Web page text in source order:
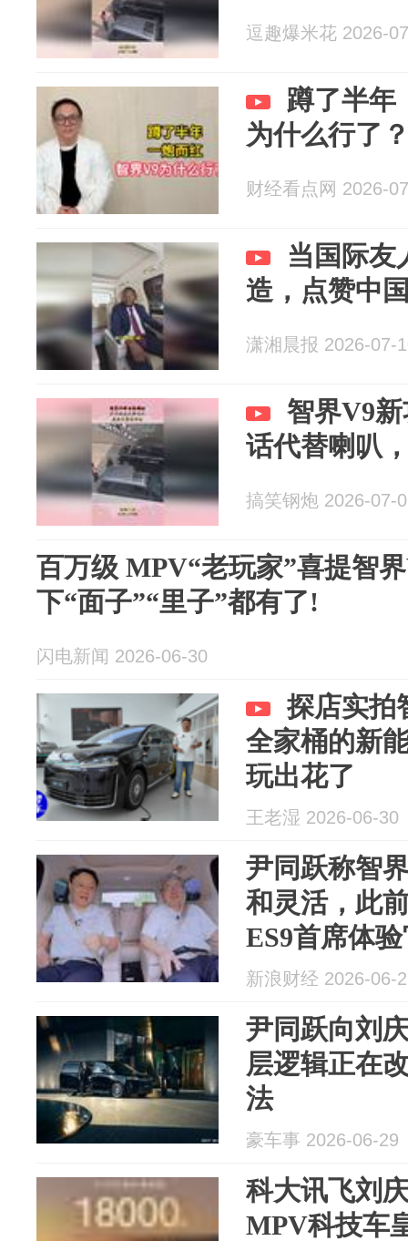
逗趣爆米花 2026-
蹲了半年
为什么行了
财经看点网 2026-
当国际友
造，点赞中
潇湘晨报 2026-07-
智界V9
话代替喇叭
搞笑钢炮 2026-07-
百万级 MPV“老玩家”喜提智
下“面子”“里子”都有了!
闪电新闻 2026-06-30
探店实拍
全家桶的新
玩出花了
王老湿 2026-06-30
尹同跃称智
和灵活，此
ES9首席体
新浪财经 2026-06-
尹同跃向刘
层逻辑正在
法
豪车事 2026-06-29
科大讯飞刘
MPV科技车